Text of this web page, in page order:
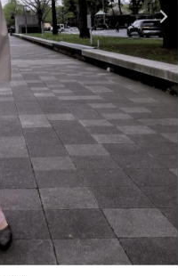
Next